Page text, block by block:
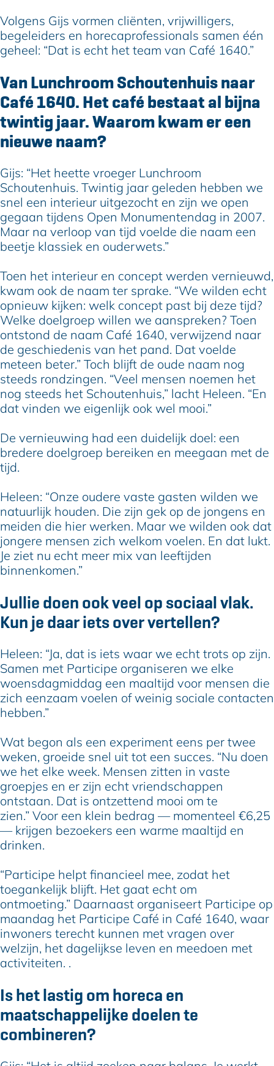
Volgens Gijs vormen cliënten, vrijwilligers,
begeleiders en horecaprofessionals samen één
geheel: “Dat is echt het team van Café 1640.”
Van Lunchroom Schoutenhuis naar
Café 1640. Het café bestaat al bijna
twintig jaar. Waarom kwam er een
nieuwe naam?
Gijs: “Het heette vroeger Lunchroom
Schoutenhuis. Twintig jaar geleden hebben we
snel een interieur uitgezocht en zijn we open
gegaan tijdens Open Monumentendag in 2007.
Maar na verloop van tijd voelde die naam een
beetje klassiek en ouderwets.”
Toen het interieur en concept werden vernieuwd,
kwam ook de naam ter sprake. “We wilden echt
opnieuw kijken: welk concept past bij deze tijd?
Welke doelgroep willen we aanspreken? Toen
ontstond de naam Café 1640, verwijzend naar
de geschiedenis van het pand. Dat voelde
meteen beter.” Toch blijft de oude naam nog
steeds rondzingen. “Veel mensen noemen het
nog steeds het Schoutenhuis,” lacht Heleen. “En
dat vinden we eigenlijk ook wel mooi.”
De vernieuwing had een duidelijk doel: een
bredere doelgroep bereiken en meegaan met de
tijd.
Heleen: “Onze oudere vaste gasten wilden we
natuurlijk houden. Die zijn gek op de jongens en
meiden die hier werken. Maar we wilden ook dat
jongere mensen zich welkom voelen. En dat lukt.
Je ziet nu echt meer mix van leeftijden
binnenkomen.”
Jullie doen ook veel op sociaal vlak.
Kun je daar iets over vertellen?
Heleen: “Ja, dat is iets waar we echt trots op zijn.
Samen met Participe organiseren we elke
woensdagmiddag een maaltijd voor mensen die
zich eenzaam voelen of weinig sociale contacten
hebben.”
Wat begon als een experiment eens per twee
weken, groeide snel uit tot een succes. “Nu doen
we het elke week. Mensen zitten in vaste
groepjes en er zijn echt vriendschappen
ontstaan. Dat is ontzettend mooi om te
zien.” Voor een klein bedrag — momenteel €6,25
— krijgen bezoekers een warme maaltijd en
drinken.
“Participe helpt financieel mee, zodat het
toegankelijk blijft. Het gaat echt om
ontmoeting.” Daarnaast organiseert Participe op
maandag het Participe Café in Café 1640, waar
inwoners terecht kunnen met vragen over
welzijn, het dagelijkse leven en meedoen met
activiteiten. .
Is het lastig om horeca en
maatschappelijke doelen te
combineren?